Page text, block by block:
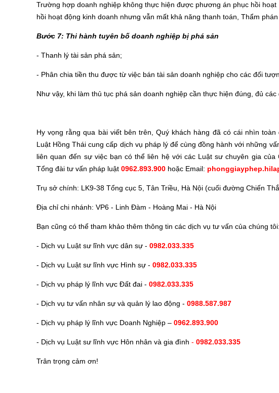
Trường hợp doanh nghiệp không thực hiện được phương án phục hồi
hồi hoạt động kinh doanh nhưng vẫn mất khả năng thanh toán, Thẩm
Bước 7: Thi hành tuyên bố doanh nghiệp bị phá sản
- Thanh lý tài sản phá sản;
- Phân chia tiền thu được từ việc bán tài sản doanh nghiệp cho các đối
Như vậy, khi làm thủ tục phá sản doanh nghiệp cần thực hiện đúng, đủ
Hy vọng rằng qua bài viết bên trên, Quý khách hàng đã có cái nhìn
Luật Hồng Thái cung cấp dịch vụ pháp lý để cùng đồng hành với những
liên quan đến sự việc bạn có thể liên hệ với các Luật sư chuyên gia
Tổng đài tư vấn pháp luật 0962.893.900 hoặc Email:
Trụ sở chính: LK9-38 Tổng cục 5, Tân Triều, Hà Nội (cuối đường Chiến
Địa chỉ chi nhánh: VP6 - Linh Đàm - Hoàng Mai - Hà Nội
Bạn cũng có thể tham khảo thêm thông tin các dịch vụ tư vấn của chúng tôi:
- Dịch vụ Luật sư lĩnh vực dân sự - 0982.033.335
- Dịch vụ Luật sư lĩnh vực Hình sự - 0982.033.335
- Dịch vụ pháp lý lĩnh vực Đất đai - 0982.033.335
- Dịch vụ tư vấn nhân sự và quản lý lao động - 0988.587.987
- Dịch vụ pháp lý lĩnh vực Doanh Nghiệp – 0962.893.900
- Dịch vụ Luật sư lĩnh vực Hôn nhân và gia đình - 0982.033.335
Trân trọng cảm ơn!